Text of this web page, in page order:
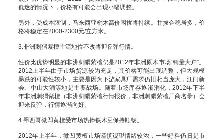
低迷的情况下，价格有可能会出现小幅调整。
另外，受成本限制，马来西亚梢木高价困扰将持续。甘拔企稳居多，价
格将稳定在2000-2300元/立方米。
3.非洲刺猬紫檀主流地位不改将迎反弹行情。
性价比优势明显的非洲刺猬紫檀仍是2012年非洲原木市场“销量大户”。
2012上半年由于市场货源较为充足，其价格可能出现调整，但大规模
暴跌的可能性较小，主要是因为下游家具厂需求仍旧相当庞大，江门新
会、中山大涌等地是主要战场。随着市场库存逐渐消化，2012年下半
年非洲刺猬紫檀（非洲刺猬紫檀行情报价，非洲刺猬紫檀厂商名录）会
迎来反弹，行情逐渐向好。
4.墨西哥微凹黄檀受市场热捧铁木豆保持顺畅。
2012年上半年，微凹黄檀市场谨慎观望情绪较浓，一些好料仍旧是市